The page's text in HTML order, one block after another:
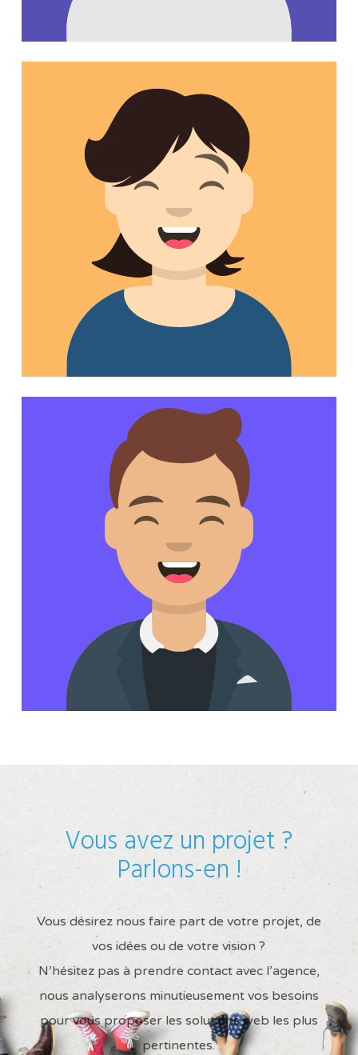
Vous avez un projet ?
Parlons-en !
Vous désirez nous faire part de votre projet, de
vos idées ou de votre vision ?
N’hésitez pas à prendre contact avec l’agence,
nous analyserons minutieusement vos besoins
pour vous proposer les solutions web les plus
pertinentes.